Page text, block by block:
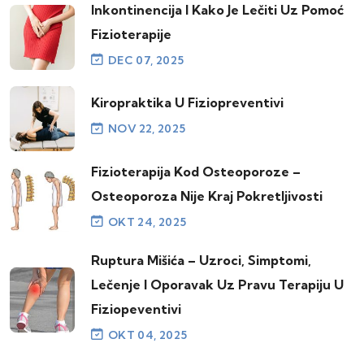
Inkontinencija I Kako Je Lečiti Uz Pomoć
Fizioterapije
DEC 07, 2025
Kiropraktika U Fiziopreventivi
NOV 22, 2025
Fizioterapija Kod Osteoporoze –
Osteoporoza Nije Kraj Pokretljivosti
OKT 24, 2025
Ruptura Mišića – Uzroci, Simptomi,
Lečenje I Oporavak Uz Pravu Terapiju U
Fiziopeventivi
OKT 04, 2025